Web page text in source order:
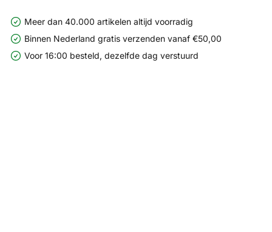
Meer dan 40.000 artikelen altijd voorradig
Binnen Nederland gratis verzenden vanaf €50,00
Voor 16:00 besteld, dezelfde dag verstuurd